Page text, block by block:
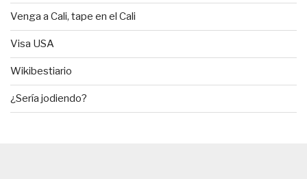
Venga a Cali, tape en el Cali
Visa USA
Wikibestiario
¿Sería jodiendo?